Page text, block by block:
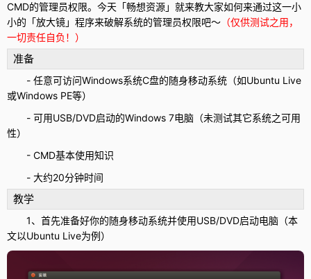
CMD的管理员权限。今天「畅想资源」就来教大家如何来通过这一小
小的「放大镜」程序来破解系统的管理员权限吧～ （仅供测试之用，
一切责任自负！）
准备
- 任意可访问Windows系统C盘的随身移动系统（如Ubuntu Live
或Windows PE等）
- 可用USB/DVD启动的Windows 7电脑（未测试其它系统之可用
性）
- CMD基本使用知识
- 大约20分钟时间
教学
1、首先准备好你的随身移动系统并使用USB/DVD启动电脑（本
文以Ubuntu Live为例）